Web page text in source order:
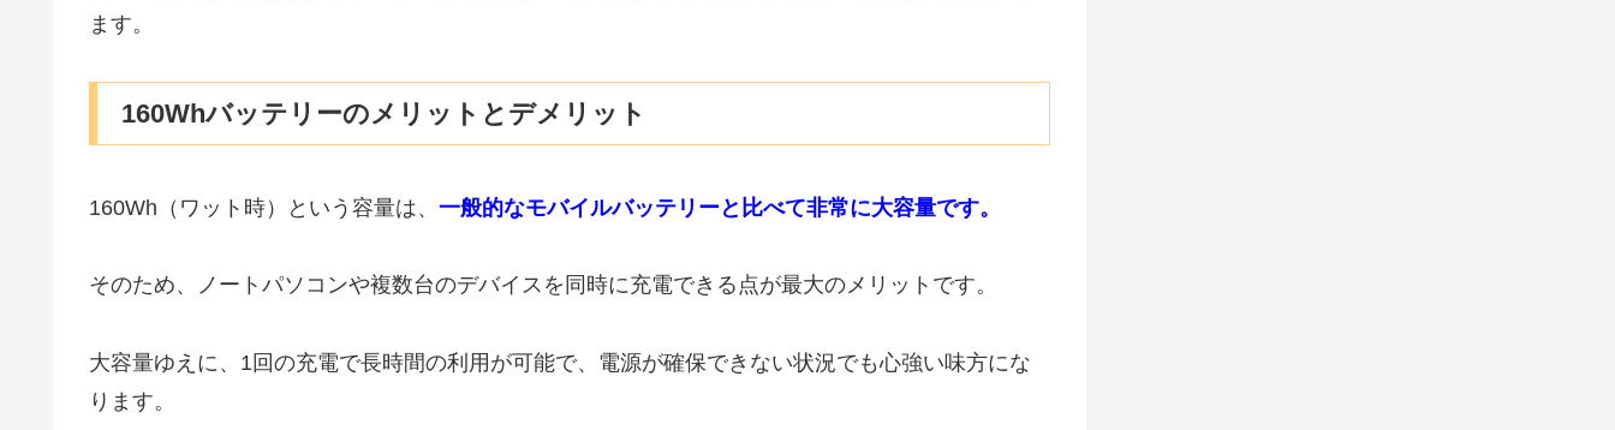
ます。
160Whバッテリーのメリットとデメリット
160Wh（ワット時）という容量は、 一般的なモバイルバッテリーと比べて非常に大容量です。
そのため、ノートパソコンや複数台のデバイスを同時に充電できる点が最大のメリットです。
大容量ゆえに、1回の充電で長時間の利用が可能で、電源が確保できない状況でも心強い味方にな
ります。